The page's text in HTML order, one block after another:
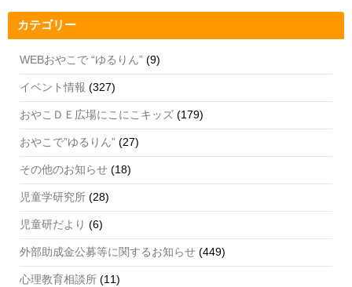
o
k
e
C
h
n
el
カテゴリー
WEBおやこで “ゆるりん” (9)
イベント情報 (327)
おやこＤＥ広場にこにこキッズ (179)
おやこで”ゆるりん” (27)
その他のお知らせ (18)
児童学研究所 (28)
児童研だより (6)
外部助成金公募等に関するお知らせ (449)
心理教育相談所 (11)